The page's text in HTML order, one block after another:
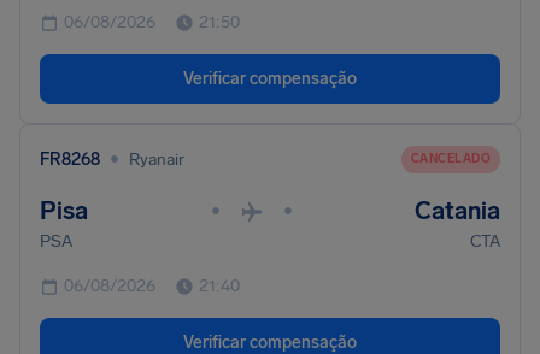
06/08/2026 21:50
Verificar compensação
FR8268 • Ryanair CANCELADO
Pisa • • Catania
PSA CTA
06/08/2026 21:40
Verificar compensação